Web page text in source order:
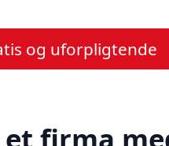
og uforpligtende